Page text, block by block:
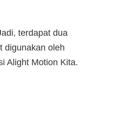
terdapat dua
digunakan oleh
Alight Motion Kita.